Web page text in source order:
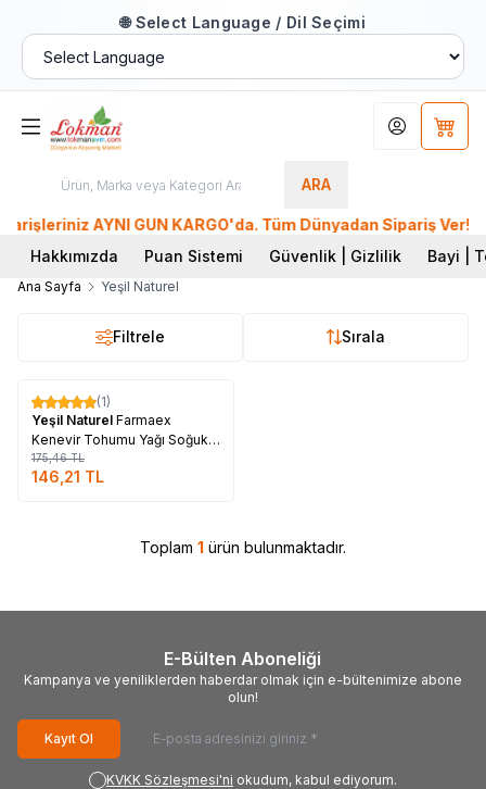
🌐 Select Language / Dil Seçimi
ARA
Hesabım
AYNI GÜN KARGO'da. Tüm Dünyadan Sipariş Ver!
Hakkımızda
Puan Sistemi Güvenlik | Gizlilik Bayi |
Ana Sayfa Yeşil Naturel
Filtrele Sırala
%17
(1)
Yeşil Naturel Farmaex
Kenevir Tohumu Yağı Soğuk
Press 50 ML
175,46TL
146,21 TL
Toplam 1 ürün bulunmaktadır.
E-Bülten Aboneliği
Kampanya ve yeniliklerden haberdar olmak için e-bültenimize abone
olun!
Kayıt Ol
KVKK Sözleşmesi'ni okudum, kabul ediyorum.